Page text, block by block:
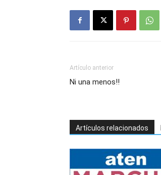
Artículo anterior
Ni una menos!!
Artículos relacionados